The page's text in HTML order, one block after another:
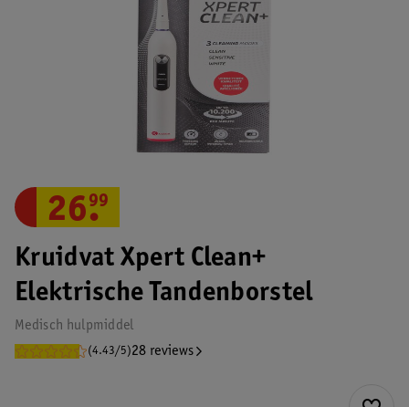
Kruidvat Xpert Clean+
Elektrische Tandenborstel
Medisch hulpmiddel
(4.43/5)28 reviews
26.
99